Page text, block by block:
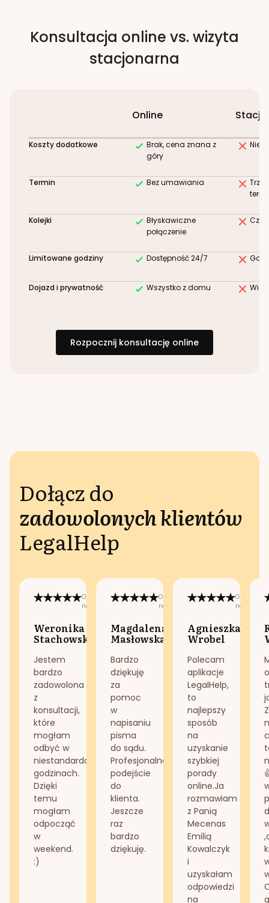
Konsultacja online vs. wizyta
stacjonarna
Online
Koszty dodatkowe
Brak, cena znana z
góry
Termin Bez umawiania
Kolejki
Błyskawiczne
połączenie
Limitowane godziny Dostępność 24/7
Dojazd i prywatność Wszystko z domu
Rozpocznij konsultację online
Dołącz do
zadowolonych klientów
LegalHelp
Opublikowano
na:
Weronika
Stachowska
Jestem
bardzo
zadowolona
z
konsultacji,
które
mogłam
odbyć w
niestandardowych
godzinach.
Dzięki
temu
mogłam
odpocząć
w
weekend.
:)
Opublikowano
na:
Magdalena
Masłowska
Bardzo
dziękuję
za
pomoc
w
napisaniu
pisma
do sądu.
Profesjonalne
podejście
do
klienta.
Jeszcze
raz
bardzo
dziękuję.
na:
Agnieszka
Wrobel
Polecam
aplikacje
LegalHelp,
to
najlepszy
sposób
na
uzyskanie
szybkiej
porady
online.Ja
rozmawiam
z Panią
Mecenas
Emilią
Kowalczyk
i
uzyskałam
odpowiedzi
na